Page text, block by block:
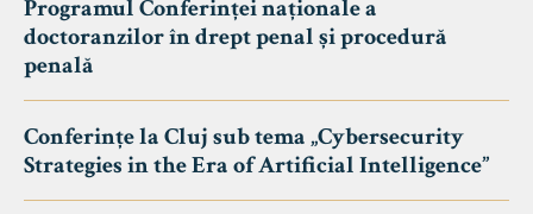
Programul Conferinței naționale a
doctoranzilor în drept penal și procedură
penală
Conferințe la Cluj sub tema „Cybersecurity
Strategies in the Era of Artificial Intelligence”